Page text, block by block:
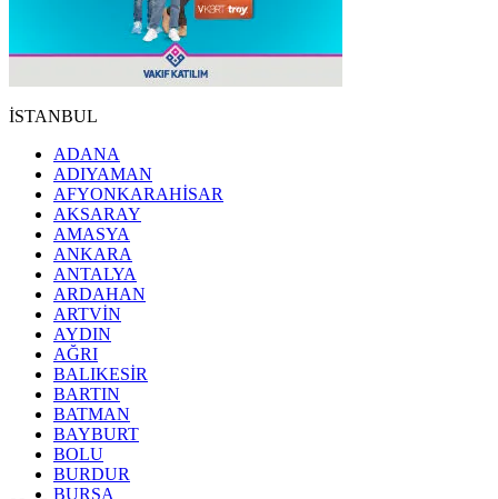
İSTANBUL
ADANA
ADIYAMAN
AFYONKARAHİSAR
AKSARAY
AMASYA
ANKARA
ANTALYA
ARDAHAN
ARTVİN
AYDIN
AĞRI
BALIKESİR
BARTIN
BATMAN
BAYBURT
BOLU
BURDUR
BURSA